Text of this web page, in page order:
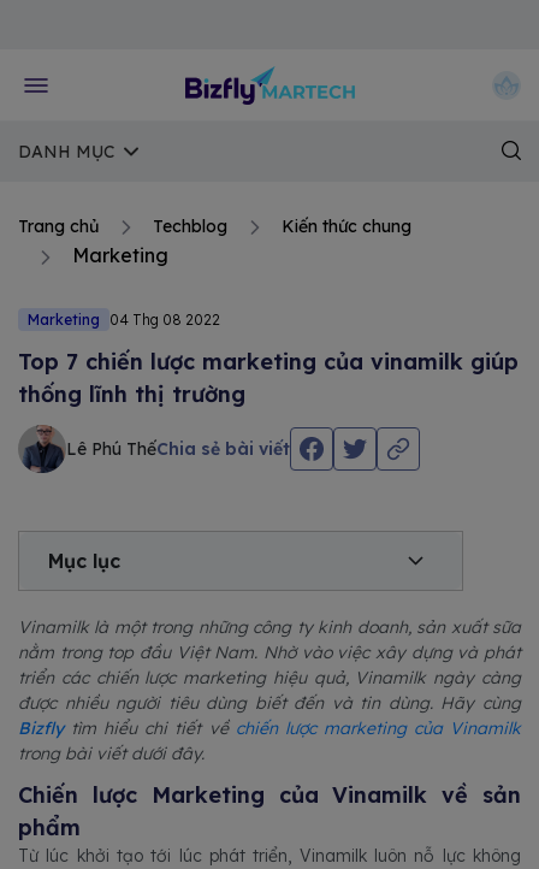
DANH MỤC
Trang chủ Techblog Kiến thức chung
Marketing
Marketing 04 Thg 08 2022
Top 7 chiến lược marketing của vinamilk giúp
thống lĩnh thị trường
Lê Phú ThếChia sẻ bài viết
Mục lục
Vinamilk là một trong những công ty kinh doanh, sản xuất sữa
nằm trong top đầu Việt Nam. Nhờ vào việc xây dựng và phát
triển các chiến lược marketing hiệu quả, Vinamilk ngày càng
được nhiều người tiêu dùng biết đến và tin dùng. Hãy cùng
Bizflytìm hiểu chi tiết về chiến lược marketing của Vinamilk
trong bài viết dưới đây.
Chiến lược Marketing của Vinamilk về sản
phẩm
Từ lúc khởi tạo tới lúc phát triển, Vinamilk luôn nỗ lực không